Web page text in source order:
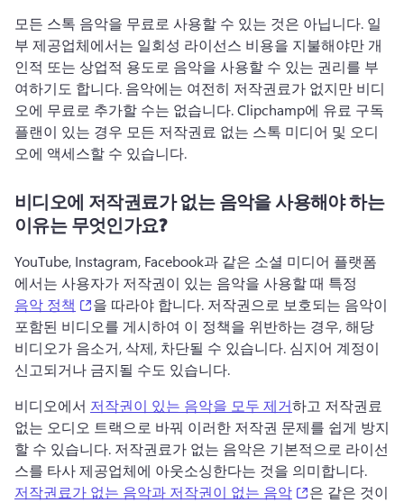
모든 스톡 음악을 무료로 사용할 수 있는 것은 아닙니다. 일
부 제공업체에서는 일회성 라이선스 비용을 지불해야만 개
인적 또는 상업적 용도로 음악을 사용할 수 있는 권리를 부
여하기도 합니다. 음악에는 여전히 저작권료가 없지만 비디
오에 무료로 추가할 수는 없습니다. Clipchamp에 유료 구독
플랜이 있는 경우 모든 저작권료 없는 스톡 미디어 및 오디
오에 액세스할 수 있습니다.
비디오에 저작권료가 없는 음악을 사용해야 하는
이유는 무엇인가요?
YouTube, Instagram, Facebook과 같은 소셜 미디어 플랫폼
에서는 사용자가 저작권이 있는 음악을 사용할 때 특정
음악 정책
(opens in a new tab)
을 따라야 합니다. 저작권으로 보호되는 음악이
포함된 비디오를 게시하여 이 정책을 위반하는 경우, 해당
비디오가 음소거, 삭제, 차단될 수 있습니다. 심지어 계정이
신고되거나 금지될 수도 있습니다.
비디오에서 저작권이 있는 음악을 모두 제거하고 저작권료
없는 오디오 트랙으로 바꿔 이러한 저작권 문제를 쉽게 방지
할 수 있습니다. 저작권료가 없는 음악은 기본적으로 라이선
스를 타사 제공업체에 아웃소싱한다는 것을 의미합니다.
저작권료가 없는 음악과 저작권이 없는 음악
(opens in a
은 같은 것이